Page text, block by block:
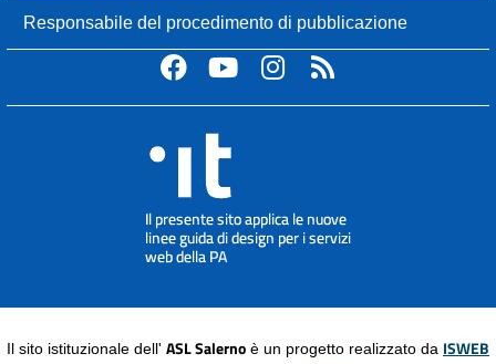
Responsabile del procedimento di pubblicazione
Il sito istituzionale dell' ASL Salerno è un progetto realizzato da ISWEB